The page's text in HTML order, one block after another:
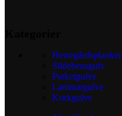
Herregårdsplanker
Sildebensgulv
Parketgulve
Laminatgulve
Korkgulve